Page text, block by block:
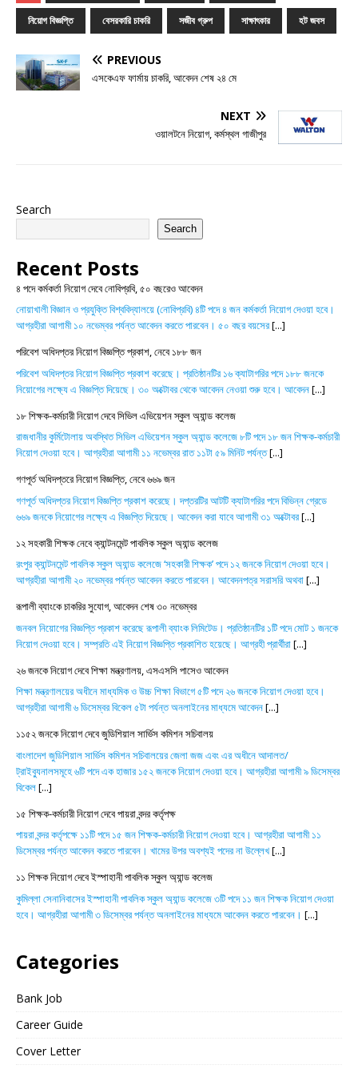
নিয়োগ বিজ্ঞপ্তি বেসরকারি চাকরি সজীব গ্রুপ সাক্ষাৎকার হট জবস
PREVIOUS
এসকেএফ ফার্মায় চাকরি, আবেদন শেষ ২৪ মে
NEXT
ওয়ালটনে নিয়োগ, কর্মস্থল গাজীপুর
Search
Search
Recent Posts
৪ পদে কর্মকর্তা নিয়োগ দেবে নোবিপ্রবি, ৫০ বছরেও আবেদন
নোয়াখালী বিজ্ঞান ও প্রযুক্তি বিশ্ববিদ্যালয়ে (নোবিপ্রবি) ৪টি পদে ৪ জন কর্মকর্তা নিয়োগ দেওয়া হবে।
আগ্রহীরা আগামী ১০ নভেম্বর পর্যন্ত আবেদন করতে পারবেন। ৫০ বছর বয়সের[...]
পরিবেশ অধিদপ্তর নিয়োগ বিজ্ঞপ্তি প্রকাশ, নেবে ১৮৮ জন
পরিবেশ অধিদপ্তর নিয়োগ বিজ্ঞপ্তি প্রকাশ করেছে। প্রতিষ্ঠানটির ১৬ ক্যাটাগরির পদে ১৮৮ জনকে
নিয়োগের লক্ষ্যে এ বিজ্ঞপ্তি দিয়েছে। ৩০ অক্টোবর থেকে আবেদন নেওয়া শুরু হবে। আবেদন[...]
১৮ শিক্ষক-কর্মচারী নিয়োগ দেবে সিভিল এভিয়েশন স্কুল অ্যান্ড কলেজ
রাজধানীর কুর্মিটোলায় অবস্থিত সিভিল এভিয়েশন স্কুল অ্যান্ড কলেজে ৮টি পদে ১৮ জন শিক্ষক-কর্মচারী
নিয়োগ দেওয়া হবে। আগ্রহীরা আগামী ১১ নভেম্বর রাত ১১টা ৫৯ মিনিট পর্যন্ত[...]
গণপূর্ত অধিদপ্তরে নিয়োগ বিজ্ঞপ্তি, নেবে ৬৬৯ জন
গণপূর্ত অধিদপ্তর নিয়োগ বিজ্ঞপ্তি প্রকাশ করেছে। দপ্তরটির আটটি ক্যাটাগরির পদে বিভিন্ন গ্রেডে
৬৬৯ জনকে নিয়োগের লক্ষ্যে এ বিজ্ঞপ্তি দিয়েছে। আবেদন করা যাবে আগামী ৩১ অক্টোবর[...]
১২ সহকারী শিক্ষক নেবে ক্যান্টনমেন্ট পাবলিক স্কুল অ্যান্ড কলেজ
রংপুর ক্যান্টনমেন্ট পাবলিক স্কুল অ্যান্ড কলেজে ‘সহকারী শিক্ষক’ পদে ১২ জনকে নিয়োগ দেওয়া হবে।
আগ্রহীরা আগামী ২০ নভেম্বর পর্যন্ত আবেদন করতে পারবেন। আবেদনপত্র সরাসরি অথবা[...]
রূপালী ব্যাংকে চাকরির সুযোগ, আবেদন শেষ ৩০ নভেম্বর
জনবল নিয়োগের বিজ্ঞপ্তি প্রকাশ করেছে রূপালী ব্যাংক লিমিটেড। প্রতিষ্ঠানটির ১টি পদে মোট ১ জনকে
নিয়োগ দেওয়া হবে। সম্প্রতি এই নিয়োগ বিজ্ঞপ্তি প্রকাশিত হয়েছে। আগ্রহী প্রার্থীরা[...]
২৬ জনকে নিয়োগ দেবে শিক্ষা মন্ত্রণালয়, এসএসসি পাসেও আবেদন
শিক্ষা মন্ত্রণালয়ের অধীনে মাধ্যমিক ও উচ্চ শিক্ষা বিভাগে ৫টি পদে ২৬ জনকে নিয়োগ দেওয়া হবে।
আগ্রহীরা আগামী ৬ ডিসেম্বর বিকেল ৫টা পর্যন্ত অনলাইনের মাধ্যমে আবেদন[...]
১১৫২ জনকে নিয়োগ দেবে জুডিশিয়াল সার্ভিস কমিশন সচিবালয়
বাংলাদেশ জুডিশিয়াল সার্ভিস কমিশন সচিবালয়ের জেলা জজ এবং এর অধীনে আদালত/
ট্রাইব্যুনালসমূহে ৬টি পদে এক হাজার ১৫২ জনকে নিয়োগ দেওয়া হবে। আগ্রহীরা আগামী ৯ ডিসেম্বর
বিকেল[...]
১৫ শিক্ষক-কর্মচারী নিয়োগ দেবে পায়রা বন্দর কর্তৃপক্ষ
পায়রা বন্দর কর্তৃপক্ষে ১১টি পদে ১৫ জন শিক্ষক-কর্মচারী নিয়োগ দেওয়া হবে। আগ্রহীরা আগামী ১১
ডিসেম্বর পর্যন্ত আবেদন করতে পারবেন। খামের উপর অবশ্যই পদের না উল্লেখ[...]
১১ শিক্ষক নিয়োগ দেবে ইস্পাহানী পাবলিক স্কুল অ্যান্ড কলেজ
কুমিল্লা সেনানিবাসের ইস্পাহানী পাবলিক স্কুল অ্যান্ড কলেজে ৩টি পদে ১১ জন শিক্ষক নিয়োগ দেওয়া
হবে। আগ্রহীরা আগামী ৩ ডিসেম্বর পর্যন্ত অনলাইনের মাধ্যমে আবেদন করতে পারবেন। [...]
Categories
Bank Job
Career Guide
Cover Letter